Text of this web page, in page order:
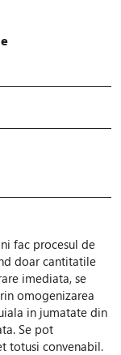
fac procesul de
doar cantitatile
imediata, se
omogenizarea
in jumatate din
Se pot
totusi convenabil.